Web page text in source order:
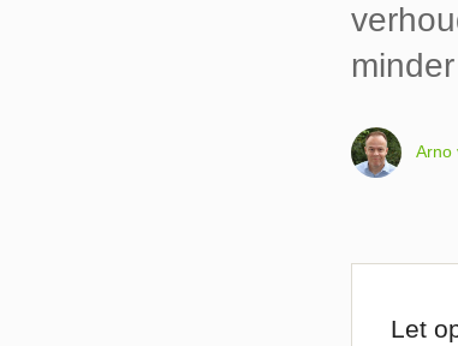
Arno
Let